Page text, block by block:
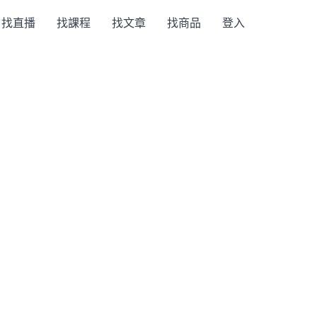
找直播 找課程 找文章 找商品 登入